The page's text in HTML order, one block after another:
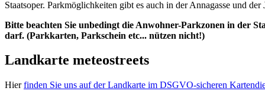
Staatsoper. Parkmöglichkeiten gibt es auch in der Annagasse und
Bitte beachten Sie unbedingt die Anwohner-Parkzonen in der
darf. (Parkkarten, Parkschein etc... nützen nicht!)
Landkarte meteostreets
Hierfinden Sie uns auf der Landkarte im DSGVO-sicheren